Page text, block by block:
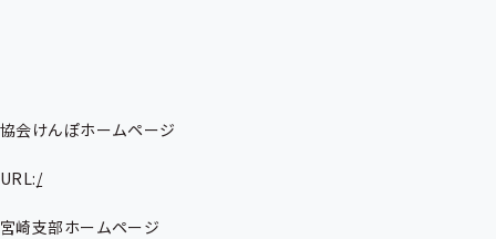
協会けんぽホームページ
URL:/
宮崎支部ホームページ